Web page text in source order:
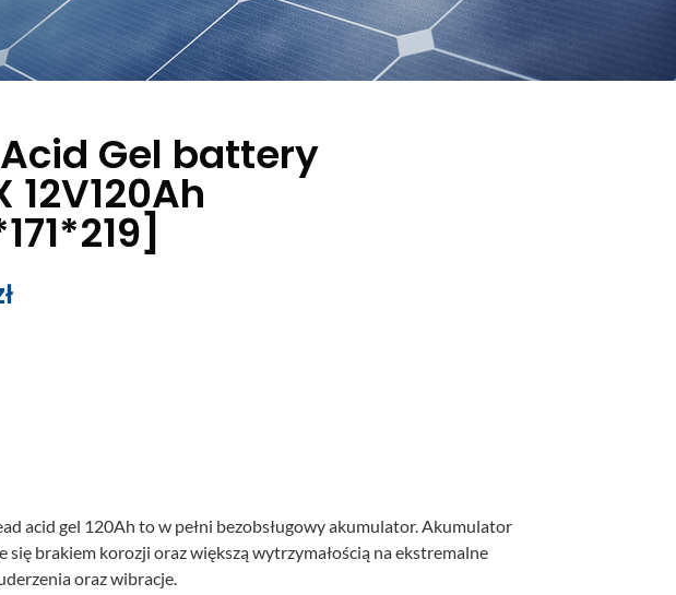
Gel battery
12V120Ah
acid gel 120Ah to w pełni bezobsługowy akumulator. Akumulator
się brakiem korozji oraz większą wytrzymałością na ekstremalne
oraz wibracje.